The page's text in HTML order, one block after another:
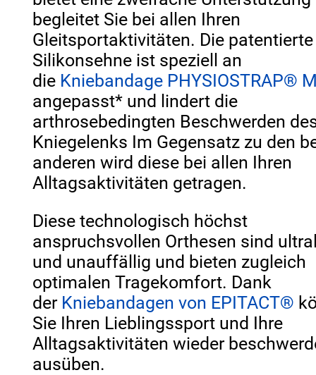
begleitet Sie bei allen Ihren
Gleitsportaktivitäten. Die patentierte
Silikonsehne ist speziell an
die Kniebandage PHYSIOSTRAP®
angepasst* und lindert die
arthrosebedingten Beschwerden
Kniegelenks Im Gegensatz zu den
anderen wird diese bei allen Ihren
Alltagsaktivitäten getragen.
Diese technologisch höchst
anspruchsvollen Orthesen sind
und unauffällig und bieten zugleich
optimalen Tragekomfort. Dank
der Kniebandagen von EPITACT®
Sie Ihren Lieblingssport und Ihre
Alltagsaktivitäten wieder
ausüben.